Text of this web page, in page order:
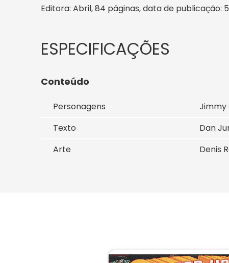
Editora: Abril, 84 páginas, data de publicação:
Conteúdo
Personagens
Jimmy
Texto
Dan
Arte
Denis